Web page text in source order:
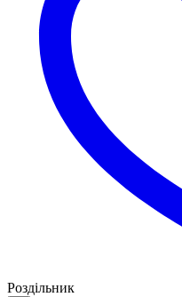
Роздільник